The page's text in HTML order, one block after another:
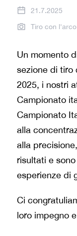
21.7.2025
Tiro con l'arco
Un momento
sezione di tiro
2025, i nostri
Campionato
Campionato
alla
alla
risultati e
esperienze di
Ci
loro impegno